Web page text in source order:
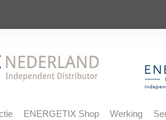
ENERGETIX Shop Werking